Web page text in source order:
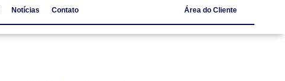
Notícias Contato Área do Cliente